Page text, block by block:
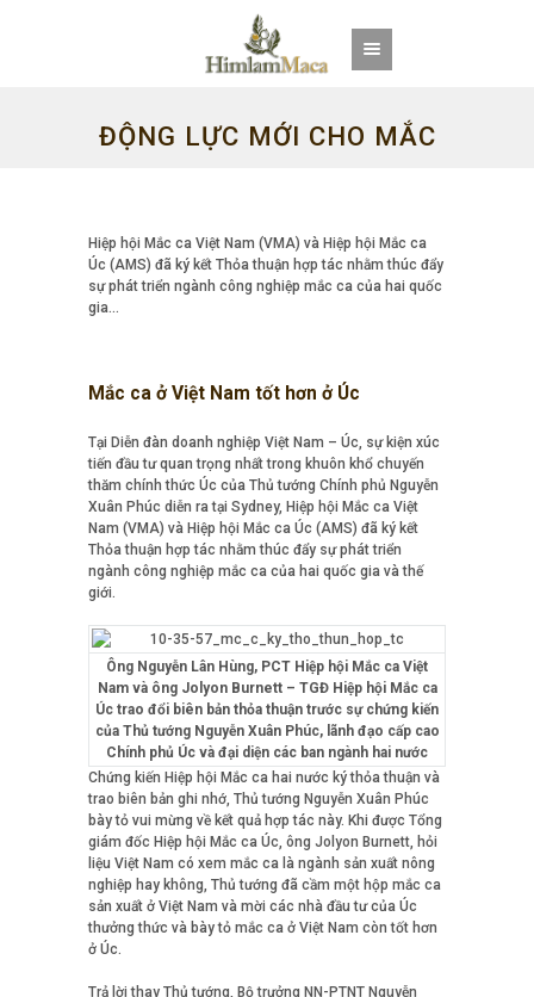
ĐỘNG LỰC MỚI CHO MẮC
Hiệp hội Mắc ca Việt Nam (VMA) và Hiệp hội Mắc ca
Úc (AMS) đã ký kết Thỏa thuận hợp tác nhằm thúc đẩy
sự phát triển ngành công nghiệp mắc ca của hai quốc
gia…
Mắc ca ở Việt Nam tốt hơn ở Úc
Tại Diễn đàn doanh nghiệp Việt Nam – Úc, sự kiện xúc
tiến đầu tư quan trọng nhất trong khuôn khổ chuyến
thăm chính thức Úc của Thủ tướng Chính phủ Nguyễn
Xuân Phúc diễn ra tại Sydney, Hiệp hội Mắc ca Việt
Nam (VMA) và Hiệp hội Mắc ca Úc (AMS) đã ký kết
Thỏa thuận hợp tác nhằm thúc đẩy sự phát triển
ngành công nghiệp mắc ca của hai quốc gia và thế
giới.
Ông Nguyễn Lân Hùng, PCT Hiệp hội Mắc ca Việt
Nam và ông Jolyon Burnett – TGĐ Hiệp hội Mắc ca
Úc trao đổi biên bản thỏa thuận trước sự chứng kiến
của Thủ tướng Nguyễn Xuân Phúc, lãnh đạo cấp cao
Chính phủ Úc và đại diện các ban ngành hai nước
Chứng kiến Hiệp hội Mắc ca hai nước ký thỏa thuận và
trao biên bản ghi nhớ, Thủ tướng Nguyễn Xuân Phúc
bày tỏ vui mừng về kết quả hợp tác này. Khi được Tổng
giám đốc Hiệp hội Mắc ca Úc, ông Jolyon Burnett, hỏi
liệu Việt Nam có xem mắc ca là ngành sản xuất nông
nghiệp hay không, Thủ tướng đã cầm một hộp mắc ca
sản xuất ở Việt Nam và mời các nhà đầu tư của Úc
thưởng thức và bày tỏ mắc ca ở Việt Nam còn tốt hơn
ở Úc.
Trả lời thay Thủ tướng, Bộ trưởng NN-PTNT Nguyễn